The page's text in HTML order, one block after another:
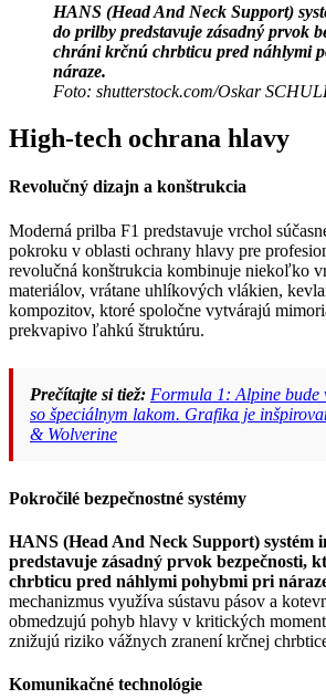
HANS (Head And Neck Support)
do prilby predstavuje zásadný prvok
chráni krčnú chrbticu pred náhlymi
náraze.
Foto: shutterstock.com/Oskar
High-tech ochrana hlavy
Revolučný dizajn a konštrukcia
Moderná prilba F1 predstavuje vrchol
pokroku v oblasti ochrany hlavy pre
revolučná konštrukcia kombinuje niekoľko
materiálov, vrátane uhlíkových vlákien,
kompozitov, ktoré spoločne vytvárajú
prekvapivo ľahkú štruktúru.
Prečítajte si tiež: Formula 1: Alpine bude
so špeciálnym lakom. Grafika je
& Wolverine
Pokročilé bezpečnostné systémy
HANS (Head And Neck Support) systém
predstavuje zásadný prvok bezpečnosti,
chrbticu pred náhlymi pohybmi pri
mechanizmus využíva sústavu pásov a
obmedzujú pohyb hlavy v kritických
znižujú riziko vážnych zranení krčnej
Komunikačné technológie